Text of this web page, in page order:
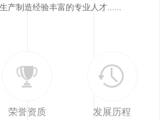
产制造经验丰富的专业人才......
荣誉资质 发展历程